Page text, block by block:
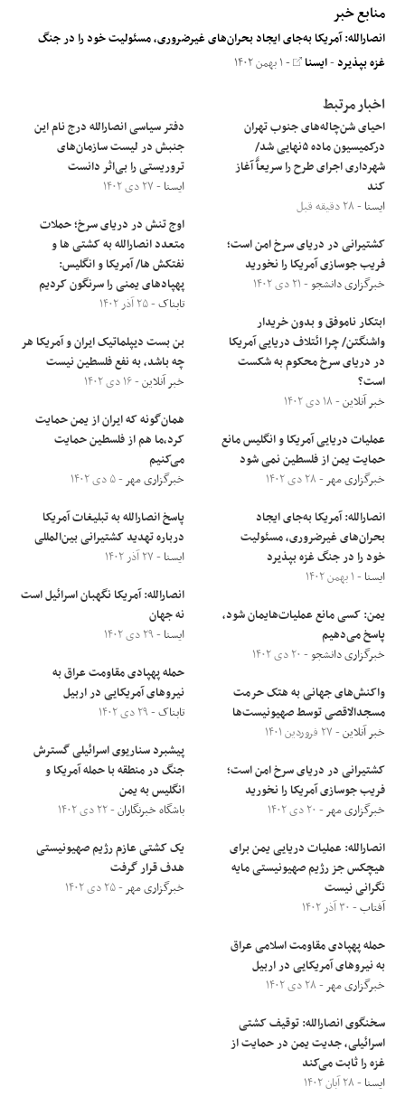
منابع خبر
انصارالله: آمریکا به‌جای ایجاد بحران‌های غیرضروری، مسئولیت خود را در جنگ
غزه بپذیرد-ایسنا - ۱ بهمن ۱۴۰۲
اخبار مرتبط
احیای شن‌چاله‌های جنوب تهران
درکمیسیون ماده ۵نهایی شد/
شهرداری اجرای طرح را سریعآً آغاز
کند
ایسنا - ۲۸ دقیقه قبل
کشتیرانی در دریای سرخ امن است؛
فریب جوسازی آمریکا را نخورید
خبرگزاری دانشجو- ۲۱ دی ۱۴۰۲
ابتکار ناموفق و بدون خریدار
واشنگتن/ چرا ائتلاف دریایی آمریکا
در دریای سرخ محکوم به شکست
است؟
خبر آنلاین- ۱۸ دی ۱۴۰۲
عملیات دریایی آمریکا و انگلیس مانع
حمایت یمن از فلسطین نمی شود
خبرگزاری مهر- ۲۸ دی ۱۴۰۲
انصارالله: آمریکا به‌جای ایجاد
بحران‌های غیرضروری، مسئولیت
خود را در جنگ غزه بپذیرد
ایسنا - ۱ بهمن ۱۴۰۲
یمن: کسی مانع عملیات‌هایمان شود،
پاسخ می‌دهیم
خبرگزاری دانشجو- ۲۰ دی ۱۴۰۲
واکنش‌های جهانی به هتک حرمت
مسجدالاقصی توسط صهیونیست‌ها
خبر آنلاین- ۲۷ فروردین ۱۴۰۱
کشتیرانی در دریای سرخ امن است؛
فریب جوسازی آمریکا را نخورید
خبرگزاری مهر- ۲۰ دی ۱۴۰۲
انصارالله: عملیات دریایی یمن برای
هیچکس جز رژیم صهیونیستی مایه
نگرانی نیست
آفتاب- ۳۰ آذر ۱۴۰۲
حمله پهپادی مقاومت اسلامی عراق
به نیروهای آمریکایی در اربیل
خبرگزاری مهر- ۲۸ دی ۱۴۰۲
سخنگوی انصارالله: توقیف کشتی
اسرائیلی، جدیت یمن در حمایت از
غزه را ثابت می‌کند
ایسنا - ۲۸ آبان ۱۴۰۲
دفتر سیاسی انصارالله درج نام این
جنبش در لیست سازمان‌های
تروریستی را بی‌اثر دانست
ایسنا - ۲۷ دی ۱۴۰۲
اوج تنش در دریای سرخ؛ حملات
متعدد انصارالله به کشتی ها و
نفتکش ها/ آمریکا و انگلیس:
پهپادهای یمنی را سرنگون کردیم
تابناک- ۲۵ آذر ۱۴۰۲
بن بست دیپلماتیک ایران و آمریکا هر
چه باشد، به نفع فلسطین نیست
خبر آنلاین- ۱۶ دی ۱۴۰۲
همان‌گونه که ایران از یمن حمایت
کرد،ما هم از فلسطین حمایت
می‌کنیم
خبرگزاری مهر- ۵ دی ۱۴۰۲
پاسخ انصارالله به تبلیغات آمریکا
درباره تهدید کشتیرانی بین‌المللی
ایسنا - ۲۷ آذر ۱۴۰۲
انصارالله: آمریکا نگهبان اسرائیل است
نه جهان
ایسنا - ۲۹ دی ۱۴۰۲
حمله پهپادی مقاومت عراق به
نیروهای آمریکایی در اربیل
تابناک- ۲۹ دی ۱۴۰۲
پیشبرد سناریوی اسرائیلی گسترش
جنگ در منطقه با حمله آمریکا و
انگلیس به یمن
باشگاه خبرنگاران- ۲۲ دی ۱۴۰۲
یک کشتی عازم رژیم صهیونیستی
هدف قرار گرفت
خبرگزاری مهر- ۲۵ دی ۱۴۰۲